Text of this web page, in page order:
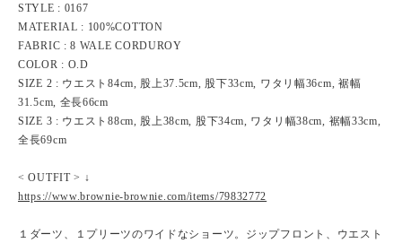
STYLE : 0167
MATERIAL : 100%COTTON
FABRIC : 8 WALE CORDUROY
COLOR : O.D
SIZE 2 : ウエスト84cm, 股上37.5cm, 股下33cm, ワタリ幅36cm, 裾幅
31.5cm, 全長66cm
SIZE 3 : ウエスト88cm, 股上38cm, 股下34cm, ワタリ幅38cm, 裾幅33cm,
全長69cm
< OUTFIT > ↓
https://www.brownie-brownie.com/items/79832772
１ダーツ、１プリーツのワイドなショーツ。ジップフロント、ウエスト